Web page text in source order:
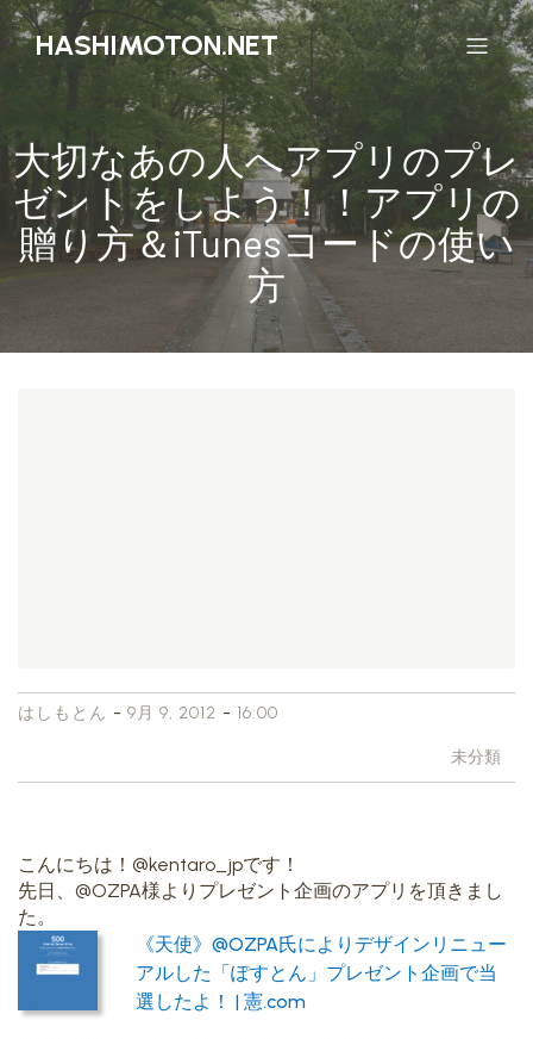
HASHIMOTON.NET
大切なあの人へアプリのプレ
ゼントをしよう！！アプリの
贈り方＆iTunesコードの使い
方
はしもとん - 9月 9, 2012 - 16:00
未分類
こんにちは！@kentaro_jpです！
先日、@OZPA様よりプレゼント企画のアプリを頂きまし
た。
《天使》@OZPA氏によりデザインリニュー
アルした「ぽすとん」プレゼント企画で当
選したよ！ | 憲.com